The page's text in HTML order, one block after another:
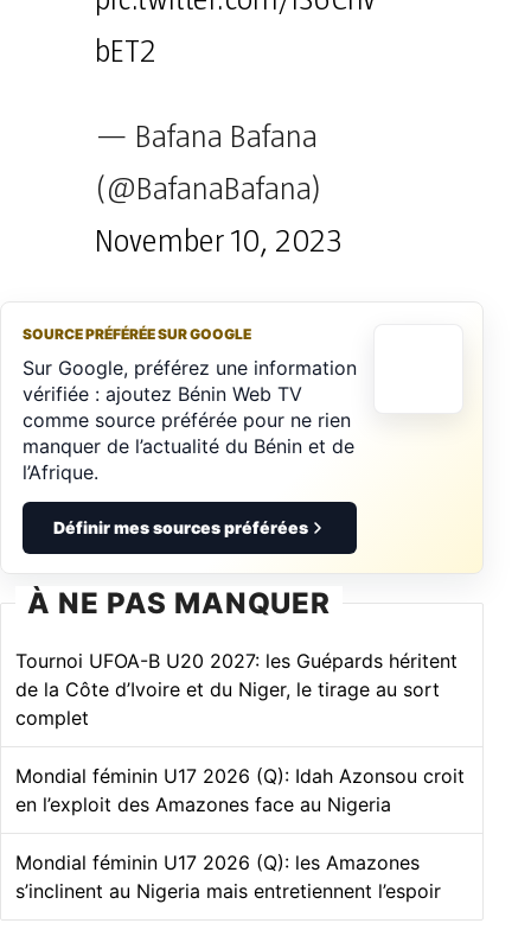
bET2
— Bafana Bafana
(@BafanaBafana)
November 10, 2023
SOURCE PRÉFÉRÉE SUR GOOGLE
Sur Google, préférez une information
vérifiée : ajoutez Bénin Web TV
comme source préférée pour ne rien
manquer de l’actualité du Bénin et de
l’Afrique.
Définir mes sources préférées
À NE PAS MANQUER
Tournoi UFOA-B U20 2027: les Guépards héritent
de la Côte d’Ivoire et du Niger, le tirage au sort
complet
Mondial féminin U17 2026 (Q): Idah Azonsou croit
en l’exploit des Amazones face au Nigeria
Mondial féminin U17 2026 (Q): les Amazones
s’inclinent au Nigeria mais entretiennent l’espoir